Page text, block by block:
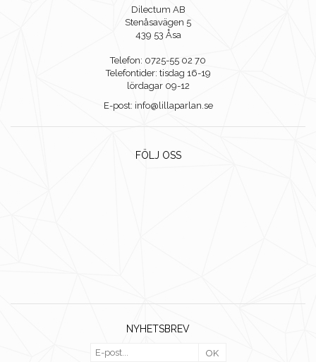
Dilectum AB
Stenåsavägen 5
439 53 Åsa
Telefon: 0725-55 02 70
Telefontider: tisdag 16-19
lördagar 09-12
E-post: info@lillaparlan.se
FÖLJ OSS
NYHETSBREV
OK